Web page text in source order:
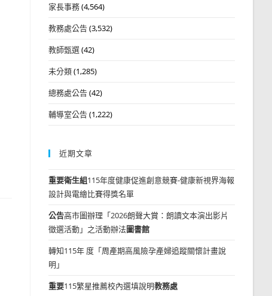
家長事務(4,564)
教務處公告(3,532)
教師甄選(42)
未分類(1,285)
總務處公告(42)
輔導室公告(1,222)
近期文章
重要衛生組115年度健康促進創意競賽-健康新視界海報
設計與電繪比賽得獎名單
公告高市圖辦理「2026朗聲大賞：朗讀文本演出影片
徵選活動」之活動辦法圖書館
轉知115年 度「周產期高風險孕產婦追蹤關懷計畫說
明」
重要115繁星推薦校內選填說明教務處